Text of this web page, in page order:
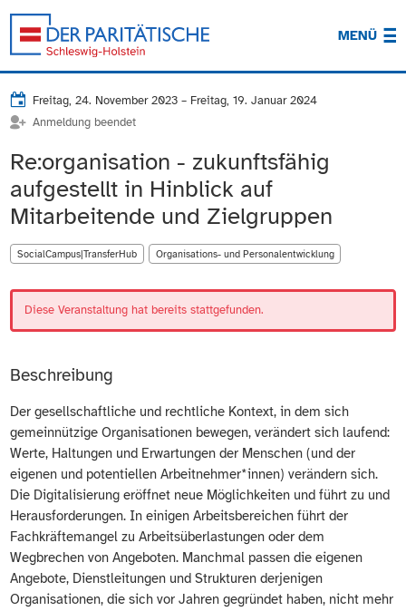
MENÜ
Freitag, 24. November 2023 – Freitag, 19. Januar 2024
Anmeldung beendet
Re:organisation - zukunftsfähig
aufgestellt in Hinblick auf
Mitarbeitende und Zielgruppen
SocialCampus|TransferHub Organisations- und Personalentwicklung
Diese Veranstaltung hat bereits stattgefunden.
Beschreibung
Der gesellschaftliche und rechtliche Kontext, in dem sich
gemeinnützige Organisationen bewegen, verändert sich laufend:
Werte, Haltungen und Erwartungen der Menschen (und der
eigenen und potentiellen Arbeitnehmer*innen) verändern sich.
Die Digitalisierung eröffnet neue Möglichkeiten und führt zu und
Herausforderungen. In einigen Arbeitsbereichen führt der
Fachkräftemangel zu Arbeitsüberlastungen oder dem
Wegbrechen von Angeboten. Manchmal passen die eigenen
Angebote, Dienstleitungen und Strukturen derjenigen
Organisationen, die sich vor Jahren gegründet haben, nicht mehr